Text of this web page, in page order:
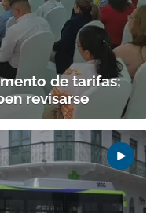
de tarifas;
revisarse